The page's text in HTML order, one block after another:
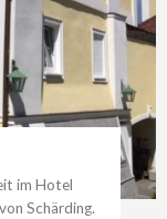
im Hotel
Schärding.